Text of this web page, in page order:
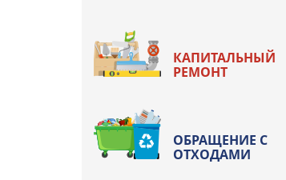
КАПИТАЛЬНЫЙ
РЕМОНТ
ОБРАЩЕНИЕ С
ОТХОДАМИ